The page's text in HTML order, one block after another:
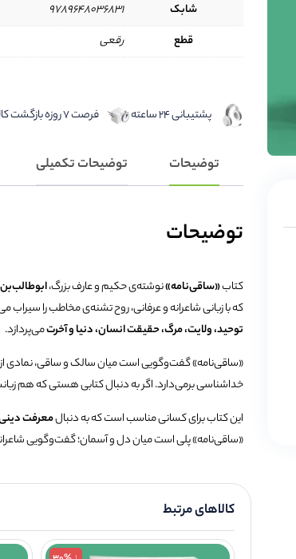
شابک
9789648036831
قطع
رقعی
پشتیبانی 24 ساعته فرصت 7 روزه بازگشت کالا
توضیحات توضیحات تکمیلی
توضیحات
کتاب«ساقی‌نامه»نوشته‌ی حکیم و عارف بزرگ،
که با زبانی شاعرانه و عرفانی، روح تشنه‌ی مخاطب را
توحید، ولایت، مرگ، حقیقت انسان، دنیا و آخرتمی‌پردازد.
«ساقی‌نامه» گفت‌وگویی است میان سالک و ساقی، نمادی
خداشناسی برمی‌دارد. اگر به دنبال کتابی هستی که هم
این کتاب برای کسانی مناسب است که به دنبالمعرفت
«ساقی‌نامه» پلی است میان دل و آسمان؛ گفت‌وگویی
کالاهای مرتبط